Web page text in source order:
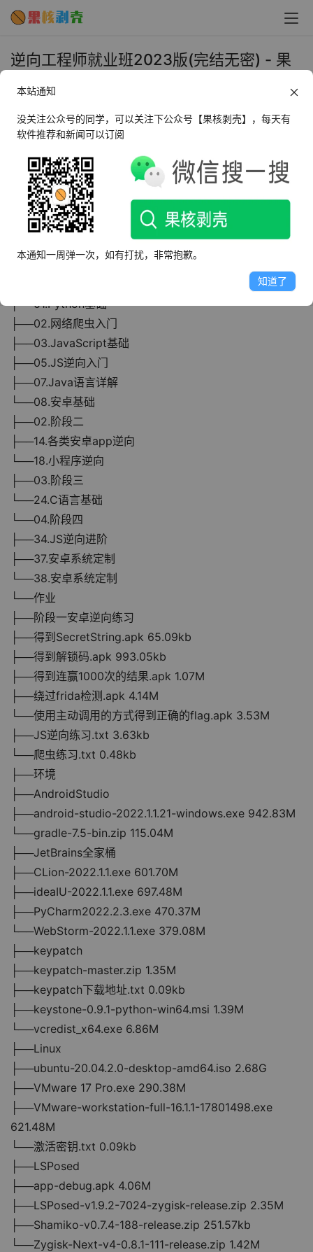
逆向工程师就业班2023版(完结无密) - 果
2024年3月4日 上午10:44 学习视频
掌握汇编语言是学会逆向的充分必要条件，汇编语言基本上
是最接近机器代码的编程语音了。
课程目录
├──01.Python基础
├──02.网络爬虫入门
├──03.JavaScript基础
├──05.JS逆向入门
├──07.Java语言详解
└──08.安卓基础
├──02.阶段二
├──14.各类安卓app逆向
└──18.小程序逆向
├──03.阶段三
└──24.C语言基础
└──04.阶段四
├──34.JS逆向进阶
├──37.安卓系统定制
└──38.安卓系统定制
└──作业
├──阶段一安卓逆向练习
├──得到SecretString.apk 65.09kb
├──得到解锁码.apk 993.05kb
├──得到连赢1000次的结果.apk 1.07M
├──绕过frida检测.apk 4.14M
└──使用主动调用的方式得到正确的flag.apk 3.53M
├──JS逆向练习.txt 3.63kb
└──爬虫练习.txt 0.48kb
├──环境
├──AndroidStudio
├──android-studio-2022.1.1.21-windows.exe 942.83M
└──gradle-7.5-bin.zip 115.04M
├──JetBrains全家桶
├──CLion-2022.1.1.exe 601.70M
├──ideaIU-2022.1.1.exe 697.48M
├──PyCharm2022.2.3.exe 470.37M
└──WebStorm-2022.1.1.exe 379.08M
├──keypatch
├──keypatch-master.zip 1.35M
├──keypatch下载地址.txt 0.09kb
├──keystone-0.9.1-python-win64.msi 1.39M
└──vcredist_x64.exe 6.86M
├──Linux
├──ubuntu-20.04.2.0-desktop-amd64.iso 2.68G
├──VMware 17 Pro.exe 290.38M
├──VMware-workstation-full-16.1.1-17801498.exe
621.48M
└──激活密钥.txt 0.09kb
├──LSPosed
├──app-debug.apk 4.06M
├──LSPosed-v1.9.2-7024-zygisk-release.zip 2.35M
├──Shamiko-v0.7.4-188-release.zip 251.57kb
└──Zygisk-Next-v4-0.8.1-111-release.zip 1.42M
本站通知
没关注公众号的同学，可以关注下公众号【果核剥壳】，每天有
软件推荐和新闻可以订阅
本通知一周弹一次，如有打扰，非常抱歉。
知道了